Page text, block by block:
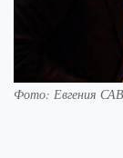
Фото: Евгения